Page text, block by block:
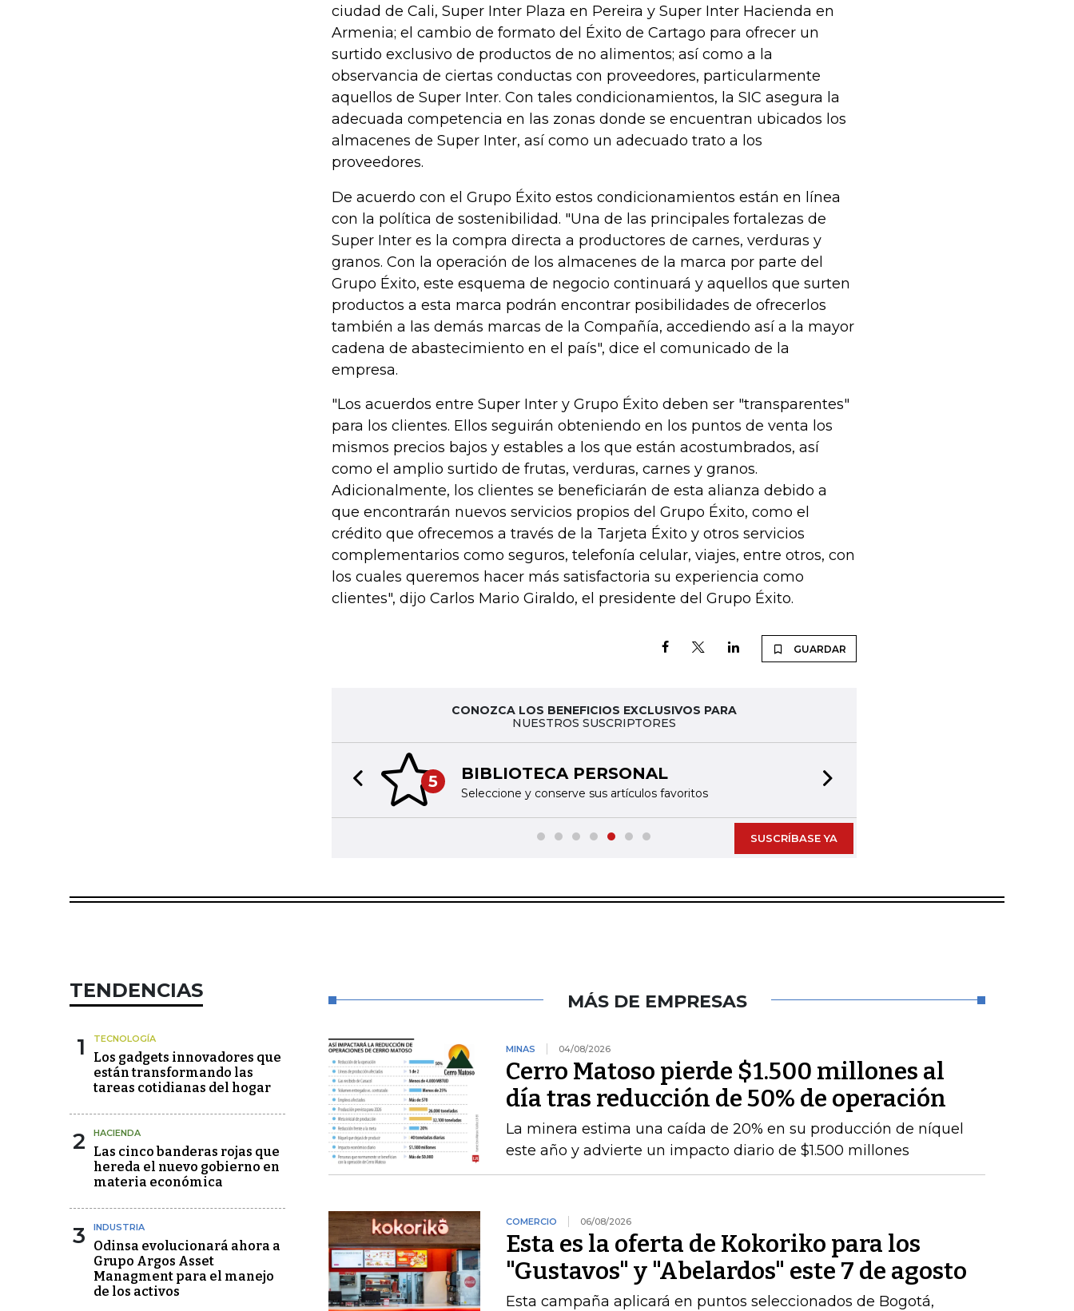
ciudad de Cali, Super Inter Plaza en Pereira y Super Inter Hacienda en
Armenia; el cambio de formato del Éxito de Cartago para ofrecer un
surtido exclusivo de productos de no alimentos; así como a la
observancia de ciertas conductas con proveedores, particularmente
aquellos de Super Inter. Con tales condicionamientos, la SIC asegura la
adecuada competencia en las zonas donde se encuentran ubicados los
almacenes de Super Inter, así como un adecuado trato a los
proveedores.
De acuerdo con el Grupo Éxito estos condicionamientos están en línea
con la política de sostenibilidad. "Una de las principales fortalezas de
Super Inter es la compra directa a productores de carnes, verduras y
granos. Con la operación de los almacenes de la marca por parte del
Grupo Éxito, este esquema de negocio continuará y aquellos que surten
productos a esta marca podrán encontrar posibilidades de ofrecerlos
también a las demás marcas de la Compañía, accediendo así a la mayor
cadena de abastecimiento en el país", dice el comunicado de la
empresa.
"Los acuerdos entre Super Inter y Grupo Éxito deben ser "transparentes"
para los clientes. Ellos seguirán obteniendo en los puntos de venta los
mismos precios bajos y estables a los que están acostumbrados, así
como el amplio surtido de frutas, verduras, carnes y granos.
Adicionalmente, los clientes se beneficiarán de esta alianza debido a
que encontrarán nuevos servicios propios del Grupo Éxito, como el
crédito que ofrecemos a través de la Tarjeta Éxito y otros servicios
complementarios como seguros, telefonía celular, viajes, entre otros, con
los cuales queremos hacer más satisfactoria su experiencia como
clientes", dijo Carlos Mario Giraldo, el presidente del Grupo Éxito.
GUARDAR
CONOZCA LOS BENEFICIOS EXCLUSIVOS PARA
NUESTROS SUSCRIPTORES
5 BIBLIOTECA PERSONAL
Seleccione y conserve sus artículos favoritos
Previous slide
SUSCRÍBASE YA
TENDENCIAS
1 TECNOLOGÍA
Los gadgets innovadores que
están transformando las
tareas cotidianas del hogar
2 HACIENDA
Las cinco banderas rojas que
hereda el nuevo gobierno en
materia económica
3 INDUSTRIA
Odinsa evolucionará ahora a
Grupo Argos Asset
Managment para el manejo
de los activos
MÁS DE EMPRESAS
MINAS 04/08/2026
Cerro Matoso pierde $1.500 millones al
día tras reducción de 50% de operación
La minera estima una caída de 20% en su producción de níquel
este año y advierte un impacto diario de $1.500 millones
COMERCIO 06/08/2026
Esta es la oferta de Kokoriko para los
"Gustavos" y "Abelardos" este 7 de agosto
Esta campaña aplicará en puntos seleccionados de Bogotá,